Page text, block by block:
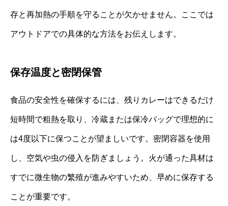
存と再加熱の手順を守ることが欠かせません。ここでは
アウトドアでの具体的な方法をお伝えします。
保存温度と密閉保管
食品の安全性を確保するには、残りカレーはできるだけ
短時間で粗熱を取り、冷蔵または保冷バッグで理想的に
は4度以下に保つことが望ましいです。密閉容器を使用
し、空気や虫の侵入を防ぎましょう。火が通った具材は
すでに微生物の繁殖が進みやすいため、早めに保存する
ことが重要です。